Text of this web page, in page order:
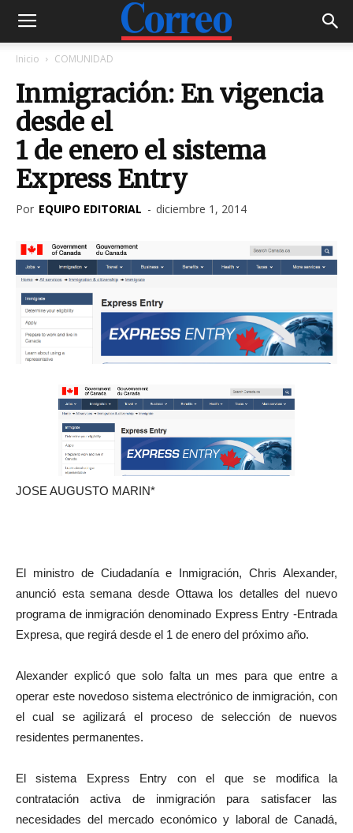
Inicio COMUNIDAD
Inmigración: En vigencia
desde el
1 de enero el sistema
Express Entry
Por EQUIPO EDITORIAL - diciembre 1, 2014
JOSE AUGUSTO MARIN*
El ministro de Ciudadanía e Inmigración, Chris Alexander,
anunció esta semana desde Ottawa los detalles del nuevo
programa de inmigración denominado Express Entry -Entrada
Expresa, que regirá desde el 1 de enero del próximo año.
Alexander explicó que solo falta un mes para que entre a
operar este novedoso sistema electrónico de inmigración, con
el cual se agilizará el proceso de selección de nuevos
residentes permanentes.
El sistema Express Entry con el que se modifica la
contratación activa de inmigración para satisfacer las
necesidades del mercado económico y laboral de Canadá,